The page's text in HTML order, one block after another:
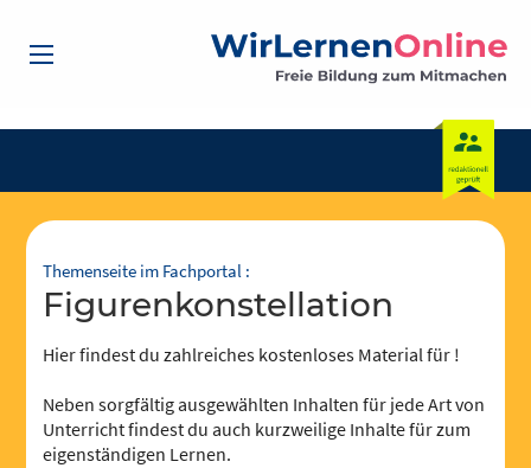
Themenseite im Fachportal :
Figurenkonstellation
Hier findest du zahlreiches kostenloses Material für !
Neben sorgfältig ausgewählten Inhalten für jede Art von
Unterricht findest du auch kurzweilige Inhalte für zum
eigenständigen Lernen.